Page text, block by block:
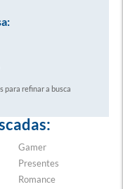
para refinar a busca
Gamer
Presentes
Romance